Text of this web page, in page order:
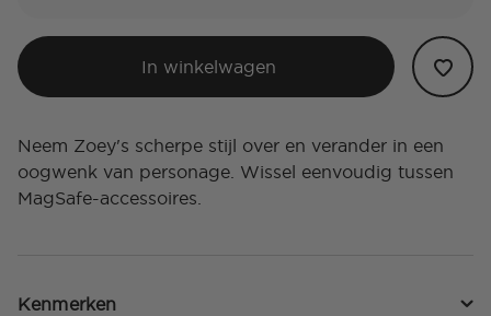
In winkelwagen
Neem Zoey's scherpe stijl over en verander in een
oogwenk van personage. Wissel eenvoudig tussen
MagSafe-accessoires.
Kenmerken